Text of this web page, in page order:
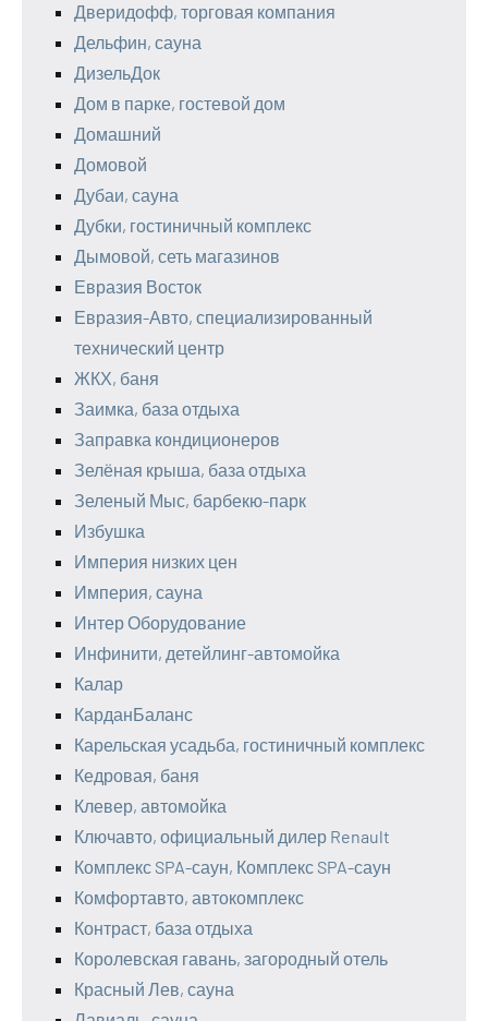
Дверидофф, торговая компания
Дельфин, сауна
ДизельДок
Дом в парке, гостевой дом
Домашний
Домовой
Дубаи, сауна
Дубки, гостиничный комплекс
Дымовой, сеть магазинов
Евразия Восток
Евразия-Авто, специализированный
технический центр
ЖКХ, баня
Заимка, база отдыха
Заправка кондиционеров
Зелёная крыша, база отдыха
Зеленый Мыс, барбекю-парк
Избушка
Империя низких цен
Империя, сауна
Интер Оборудование
Инфинити, детейлинг-автомойка
Калар
КарданБаланс
Карельская усадьба, гостиничный комплекс
Кедровая, баня
Клевер, автомойка
Ключавто, официальный дилер Renault
Комплекс SPA-саун, Комплекс SPA-саун
Комфортавто, автокомплекс
Контраст, база отдыха
Королевская гавань, загородный отель
Красный Лев, сауна